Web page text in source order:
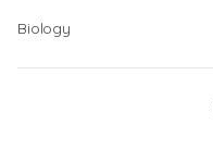
Biology